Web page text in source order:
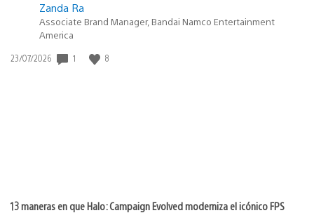
Zanda Ra
Associate Brand Manager, Bandai Namco Entertainment
America
Fecha
23/07/2026 1 8
13 maneras en que Halo: Campaign Evolved moderniza el icónico FPS